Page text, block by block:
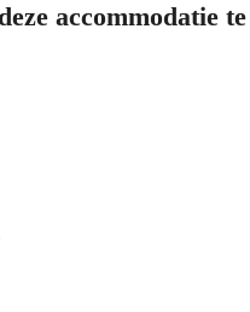
accommodatie